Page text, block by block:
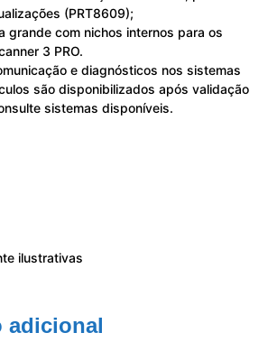
(PRT8609);
grande com nichos internos para os
3 PRO.
e diagnósticos nos sistemas
são disponibilizados após validação
sistemas disponíveis.
ilustrativas
adicional